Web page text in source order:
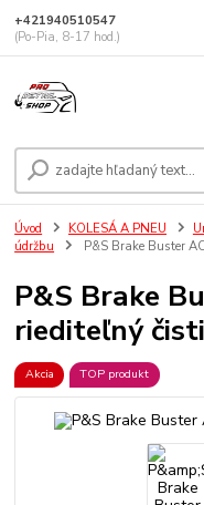
+421940510547
(Po-Pia, 8-17 hod.)
Úvod KOLESÁ A PNEU
údržbu
P&S Brake Buster
P&S Brake
riediteľný
Akcia TOP produkt